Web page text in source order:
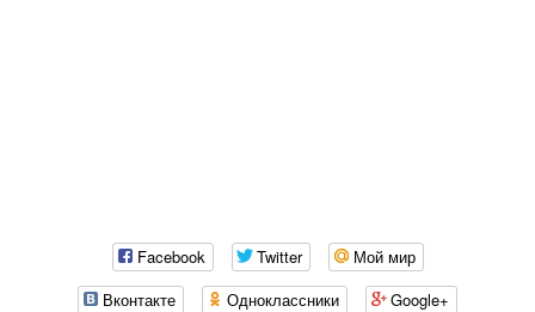
Facebook Twitter
Мой мир
Вконтакте
Одноклассники Google+